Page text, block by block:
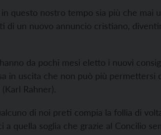
questo nostro tempo sia più che mai
di un nuovo annuncio cristiano,
da pochi mesi eletto i nuovi
in uscita che non può più permettersi
Rahner).
di noi preti compia la follia di
a quella soglia che grazie al Concilio